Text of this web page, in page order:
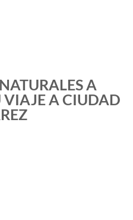
A
VIAJE A CIUDAD